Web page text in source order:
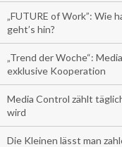
„FUTURE of Work”: Wie
geht’s hin?
„Trend der Woche“:
exklusive Kooperation
Media Control zählt
wird
Die Kleinen lässt man